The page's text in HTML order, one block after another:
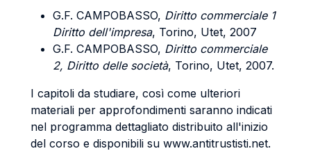
G.F. CAMPOBASSO, Diritto commerciale 1
Diritto dell'impresa, Torino, Utet, 2007
G.F. CAMPOBASSO, Diritto commerciale
2, Diritto delle società, Torino, Utet, 2007.
I capitoli da studiare, così come ulteriori
materiali per approfondimenti saranno indicati
nel programma dettagliato distribuito all'inizio
del corso e disponibili su www.antitrustisti.net.